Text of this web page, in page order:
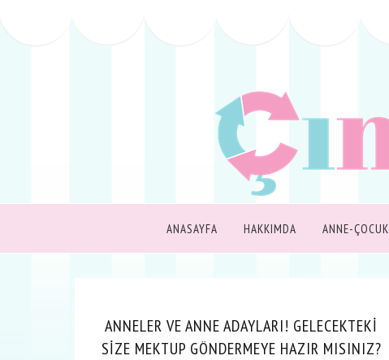
ANASAYFA HAKKIMDA ANNE-ÇOCUK
ANNELER VE ANNE ADAYLARI! GELECEKTEKİ
SİZE MEKTUP GÖNDERMEYE HAZIR MISINIZ?